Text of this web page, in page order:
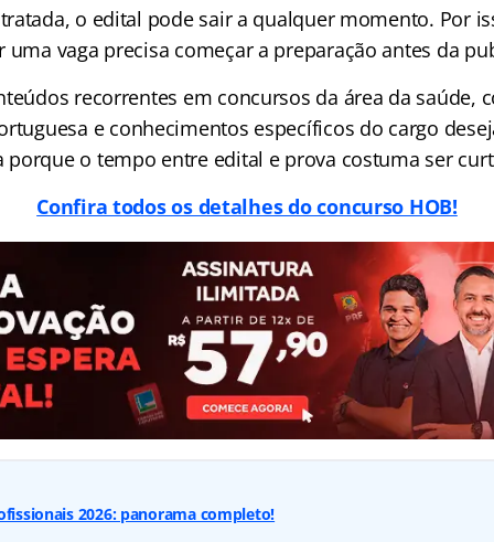
o edital pode sair a qualquer momento. Por
vaga precisa começar a preparação antes da
recorrentes em concursos da área da saúde,
e conhecimentos específicos do cargo
o tempo entre edital e prova costuma ser
Confira todos os detalhes do concurso HOB!
2026: panorama completo!